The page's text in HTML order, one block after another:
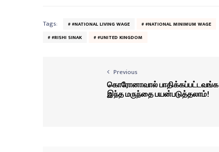
Tags: #NATIONAL LIVING WAGE
#NATIONAL MINIMUM WAGE
#RISHI SINAK
#UNITED KINGDOM
Previous
கொரோனாவால் பாதிக்கப்பட்டவங்க
இந்த மருந்தை பயன்படுத்தலாம்!